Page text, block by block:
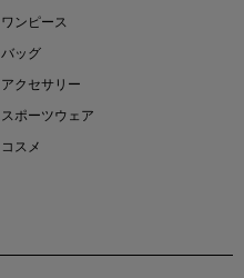
ワンピース
バッグ
アクセサリー
スポーツウェア
コスメ